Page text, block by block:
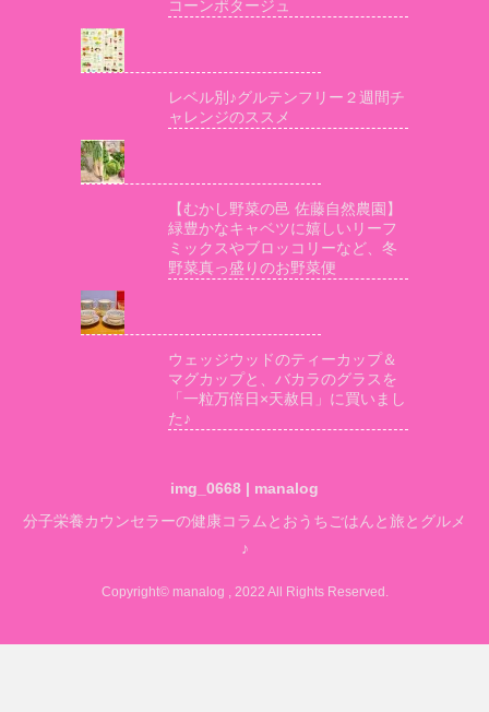
コーンポタージュ
レベル別♪グルテンフリー２週間チ
ャレンジのススメ
【むかし野菜の邑 佐藤自然農園】
緑豊かなキャベツに嬉しいリーフ
ミックスやブロッコリーなど、冬
野菜真っ盛りのお野菜便
ウェッジウッドのティーカップ＆
マグカップと、バカラのグラスを
「一粒万倍日×天赦日」に買いまし
た♪
img_0668 | manalog
分子栄養カウンセラーの健康コラムとおうちごはんと旅とグルメ
♪
Copyright© manalog , 2022 All Rights Reserved.